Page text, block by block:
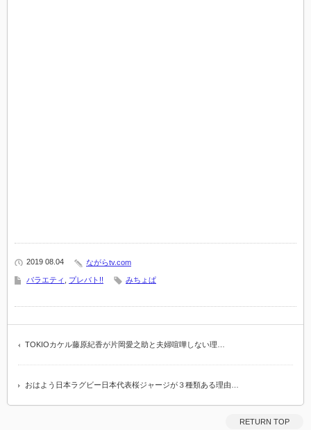
2019 08.04 ながらtv.com
バラエティ プレバト!! みちょぱ
TOKIOカケル藤原紀香が片岡愛之助と夫婦喧嘩しない理…
おはよう日本ラグビー日本代表桜ジャージが３種類ある理由…
RETURN TOP